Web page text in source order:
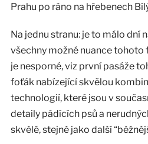
Prahu po ráno na hřebenech
Na jednu stranu: je to málo dní
všechny možné nuance tohoto
je nesporné, viz první pasáže
foťák nabízející skvělou
technologií, které jsou v
detaily pádících psů a
skvělé, stejně jako další